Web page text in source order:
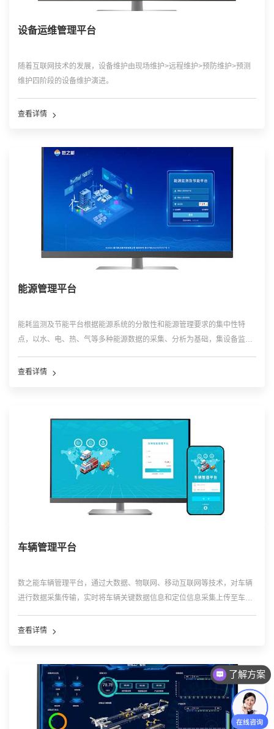
设备运维管理平台
随着互联网技术的发展，设备维护由现场维护>远程维护>预防维护>预测
维护四阶段的设备维护演进。
远程维护，通过大数据平台的报警通知和预测模型实现预防式和预测性维
查看详情
能源管理平台
能耗监测及节能平台根据能源系统的分散性和能源管理要求的集中性特
点，以水、电、热、气等多种能源数据的采集、分析为基础，集设备监
管理，赋能企业节能降碳，助力客户降本增效。支持工厂、园区、小区、
查看详情
车辆管理平台
数之能车辆管理平台，通过大数据、物联网、移动互联网等技术，对车辆
进行数据采集传输，实时将车辆关键数据信息和定位信息采集上传至车辆
提醒警告异常情况，及时发现车辆异常，帮助运营管理人员对车辆进行管
度、售后维护一体化。
查看详情
了解方案